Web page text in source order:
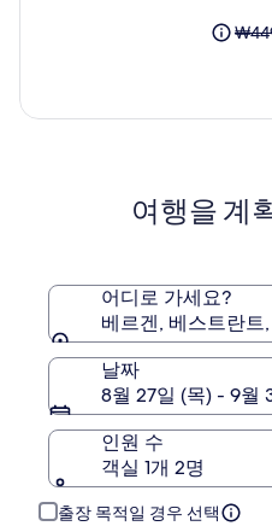
너
(1225)
요
이
요
금
한
자
세
한
보
를
해
주
여행을 계
어디로 가세요?
베르겐, 베스트란트
날짜
8월 27일 (목) - 9월
인원 수
객실 1개 2명
출장 목적일 경우 선택